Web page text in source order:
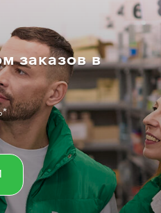
заказов в